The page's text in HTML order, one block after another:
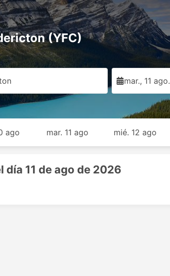
(YFC)
mar., 11 ago.
ago mar. 11 ago mié. 12 ago
11 de ago de 2026